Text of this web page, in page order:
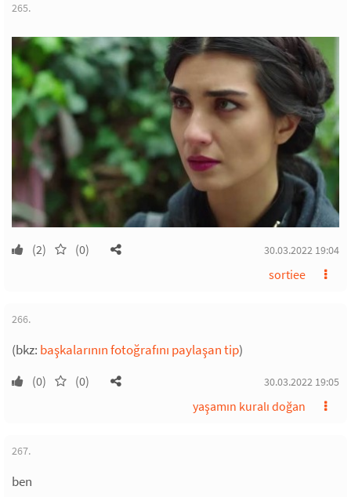
265.
(2) (0) 30.03.2022 19:04
sortiee
266.
(bkz: başkalarının fotoğrafını paylaşan tip)
(0) (0) 30.03.2022 19:05
yaşamın kuralı doğan
267.
ben